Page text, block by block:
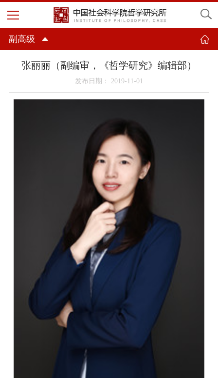
副高级
张丽丽（副编审，《哲学研究》编辑部）
发布日期： 2019-11-01